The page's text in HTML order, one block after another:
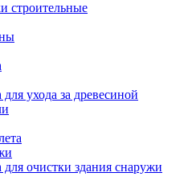
строительные
для ухода за древесиной
для очистки здания снаружи